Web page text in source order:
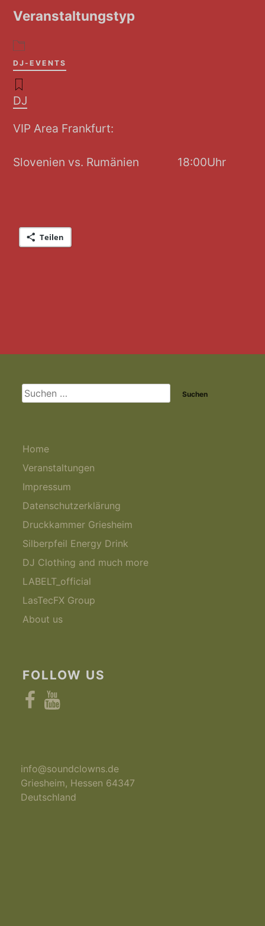
ICS herunterladen
Veranstaltungstyp
DJ-EVENTS
DJ
VIP Area Frankfurt:
Slovenien vs. Rumänien 18:00Uhr
Teilen
Suchen
nach:
Home
Veranstaltungen
Impressum
Datenschutzerklärung
Druckkammer Griesheim
Silberpfeil Energy Drink
DJ Clothing and much more
LABELT_official
LasTecFX Group
About us
FOLLOW US
FacebookYouTube
info@soundclowns.de
Griesheim, Hessen 64347
Deutschland